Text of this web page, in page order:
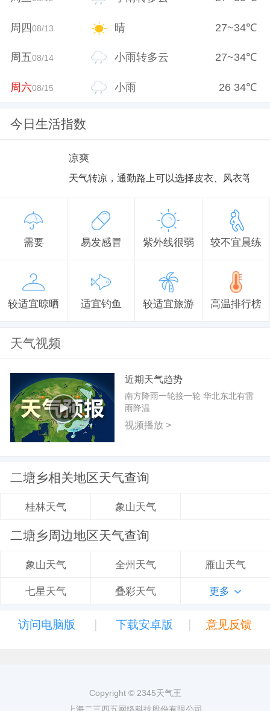
周四08/13 晴 27~34℃
周五08/14 小雨转多云 27~34℃
周六08/15 小雨 26 34℃
今日生活指数
凉爽
天气转凉，通勤路上可以选择皮衣、风衣等防
需要 易发感冒 紫外线很弱 较不宜晨练
较适宜晾晒 适宜钓鱼 较适宜旅游 高温排行榜
天气视频
近期天气趋势
南方降雨一轮接一轮 华北东北有雷
雨降温
视频播放 >
二塘乡相关地区天气查询
桂林天气 象山天气
二塘乡周边地区天气查询
象山天气 全州天气 雁山天气
七星天气 叠彩天气 更多
访问电脑版 | 下载安卓版 | 意见反馈
Copyright © 2345天气王